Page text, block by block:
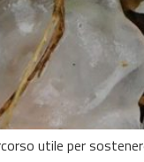
utile per